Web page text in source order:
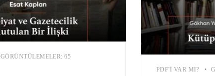
GÖRÜNTÜLEMELER: 65
PDF'I VAR MI? •